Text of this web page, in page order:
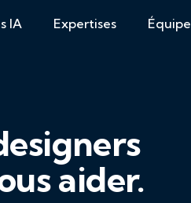
IA Expertises Équipe
aider.